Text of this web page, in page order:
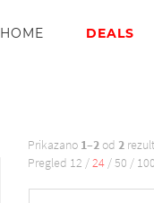
HOME DEALS
Prikazano 1–2 od 2
Pregled 12 /24 /50 / 100